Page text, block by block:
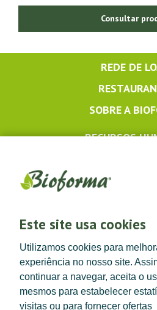
Este site usa cookies
Utilizamos cookies para
experiência no nosso site.
continuar a navegar, aceita o
mesmos para estabelecer
visitas ou para fornecer ofertas
Consultar
REDE DE
SOBRE A
RECURSOS
(dias úteis das 8h30 às 13h e
POLÍTICA DE PRIVACIDADE|TERMOS